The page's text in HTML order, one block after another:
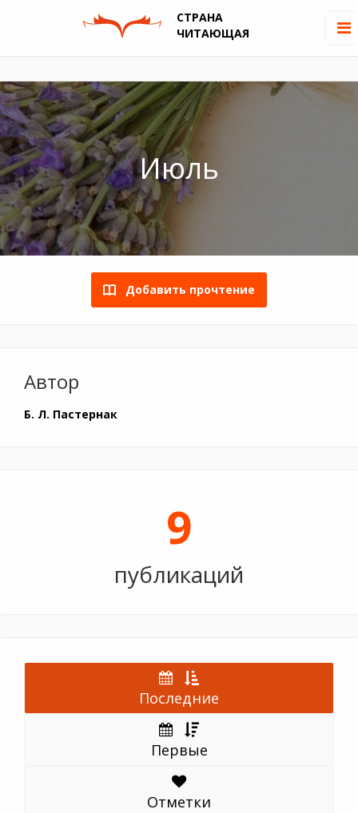
СТРАНА
ЧИТАЮЩАЯ
Июль
Добавить прочтение
Автор
Б. Л. Пастернак
9
публикаций
Последние
Первые
Отметки